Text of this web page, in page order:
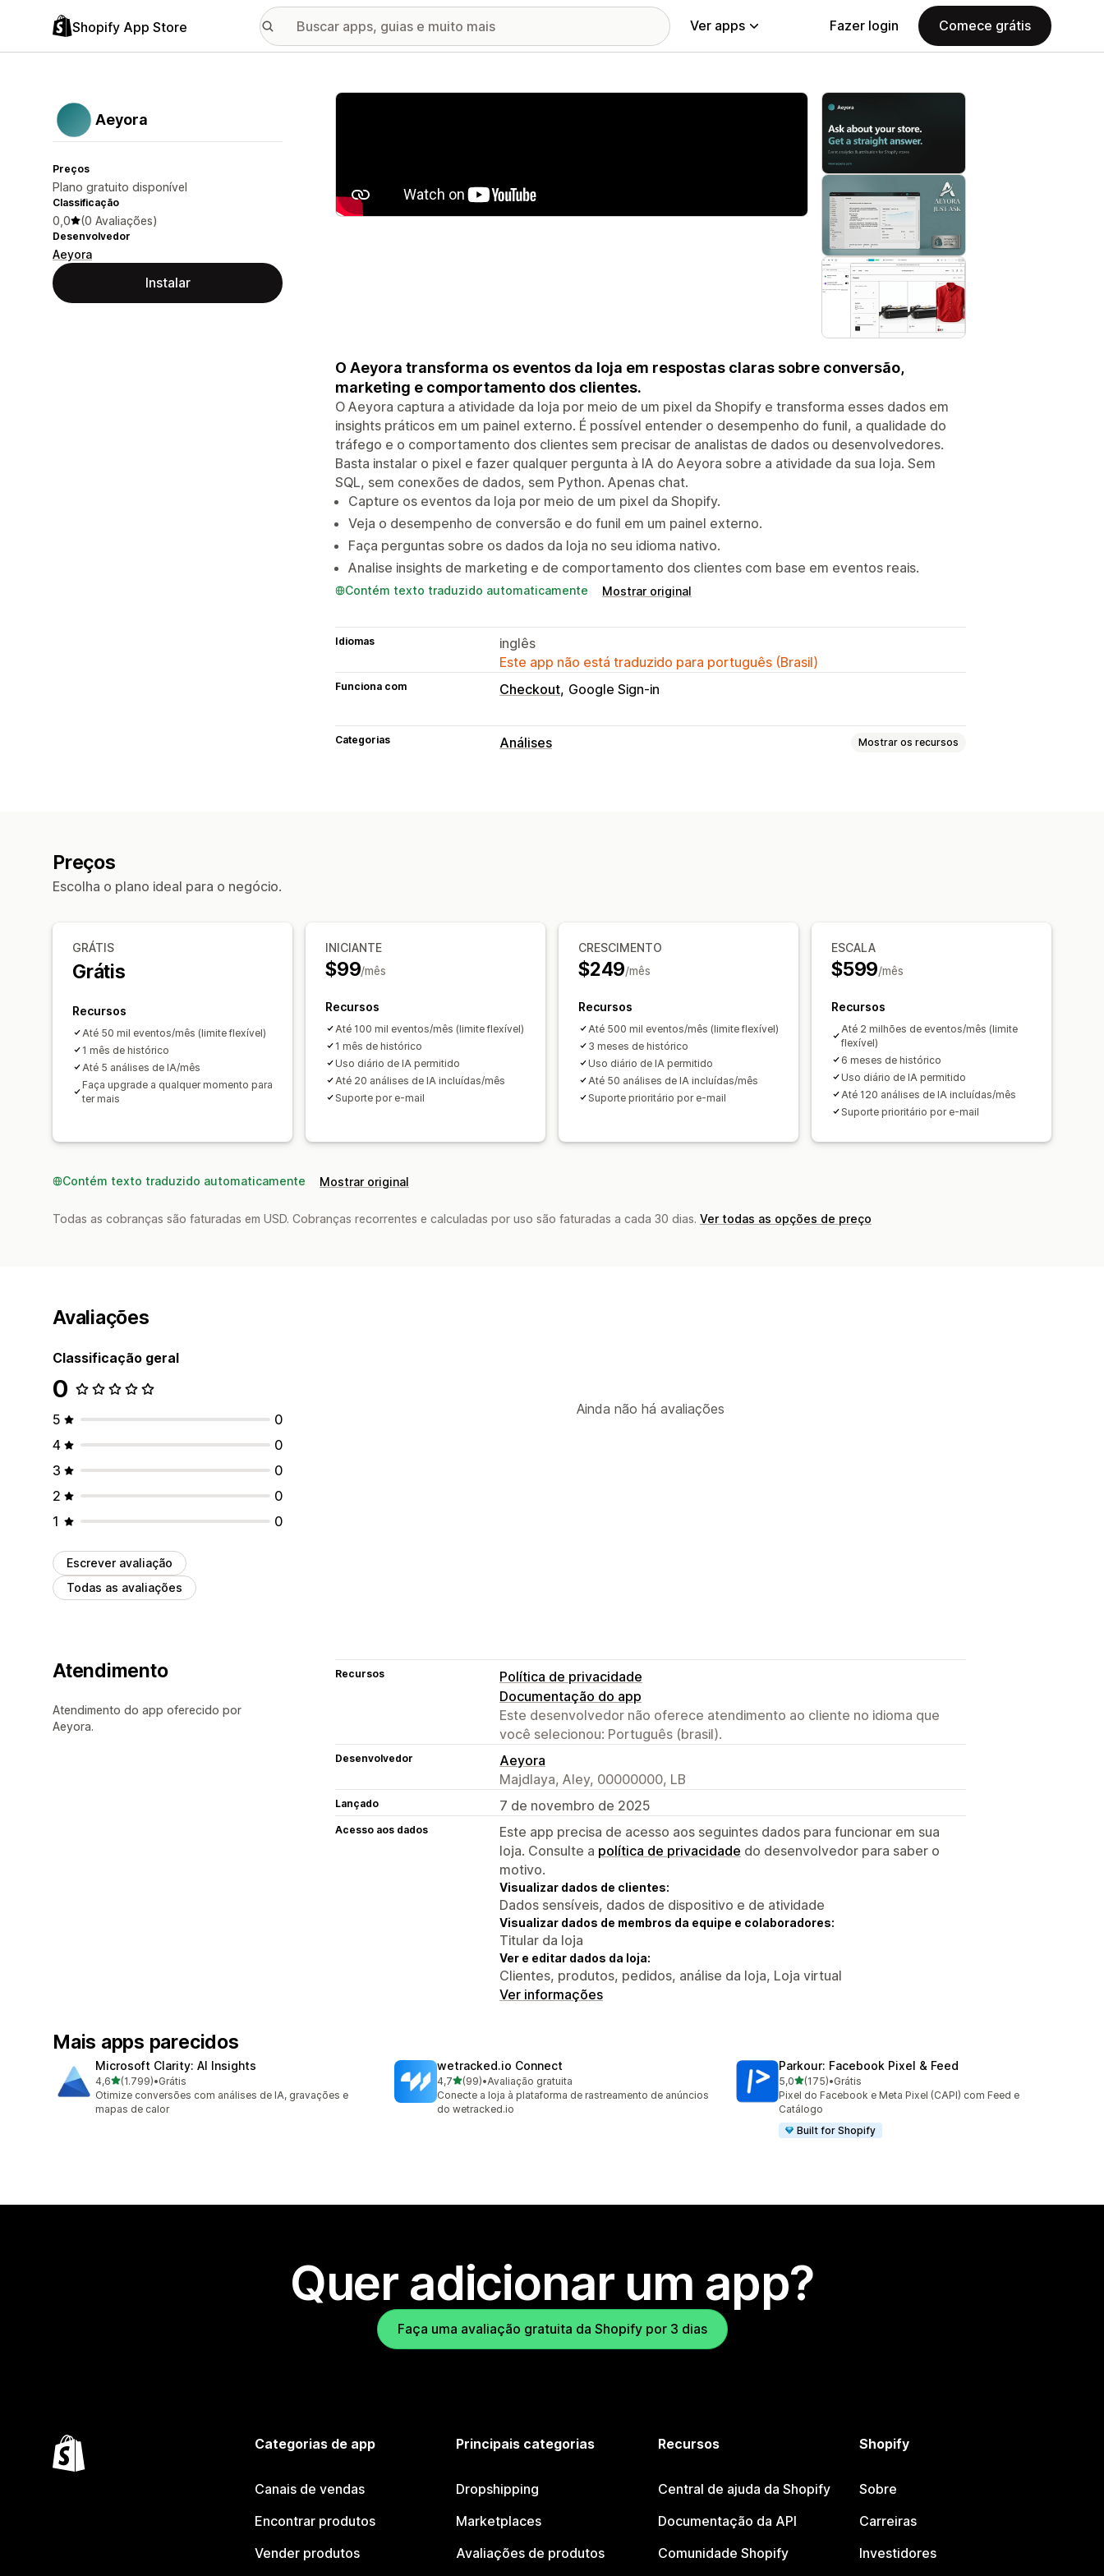
Shopify App Store Ver apps Fazer login Comece grátis
Aeyora
Preços
Plano gratuito disponível
Classificação
0,0 (0 Avaliações)
Desenvolvedor
Aeyora
Instalar
Galeria de imagens em destaque
O Aeyora transforma os eventos da loja em respostas claras sobre conversão,
marketing e comportamento dos clientes.
O Aeyora captura a atividade da loja por meio de um pixel da Shopify e transforma esses dados em
insights práticos em um painel externo. É possível entender o desempenho do funil, a qualidade do
tráfego e o comportamento dos clientes sem precisar de analistas de dados ou desenvolvedores.
Basta instalar o pixel e fazer qualquer pergunta à IA do Aeyora sobre a atividade da sua loja. Sem
SQL, sem conexões de dados, sem Python. Apenas chat.
Capture os eventos da loja por meio de um pixel da Shopify.
Veja o desempenho de conversão e do funil em um painel externo.
Faça perguntas sobre os dados da loja no seu idioma nativo.
Analise insights de marketing e de comportamento dos clientes com base em eventos reais.
Contém texto traduzido automaticamente Mostrar original
Idiomas
inglês
Este app não está traduzido para português (Brasil)
Funciona com Checkout Google Sign-in
Categorias Análises Mostrar os recursos
Acompanhamento de compra
Acompanhamento do Monitor de tráfego de Urchin (UTM, na sigla em
Painel de controle de análises
Painéis de controle personalizados
Relatórios personalizados Análise histórica
Agendamento de relatório
Conformidade com o GDPR
Preços
Escolha o plano ideal para o negócio.
GRÁTIS
Grátis
Recursos
Até 50 mil eventos/mês (limite flexível)
1 mês de histórico
Até 5 análises de IA/mês
Faça upgrade a qualquer momento para
ter mais
INICIANTE
$99/mês
Recursos
Até 100 mil eventos/mês (limite flexível)
1 mês de histórico
Uso diário de IA permitido
Até 20 análises de IA incluídas/mês
Suporte por e-mail
CRESCIMENTO
$249/mês
Recursos
Até 500 mil eventos/mês (limite flexível)
3 meses de histórico
Uso diário de IA permitido
Até 50 análises de IA incluídas/mês
Suporte prioritário por e-mail
ESCALA
$599/mês
Recursos
Até 2 milhões de eventos/mês (limite
flexível)
6 meses de histórico
Uso diário de IA permitido
Até 120 análises de IA incluídas/mês
Suporte prioritário por e-mail
Contém texto traduzido automaticamente Mostrar original
Todas as cobranças são faturadas em USD. Cobranças recorrentes e calculadas por uso são faturadas a cada 30 dias. Ver todas as opções de preço
Avaliações
Classificação geral
0
5
0
4
0
3
0
2
0
1
0
Escrever avaliação
Todas as avaliações
Ainda não há avaliações
Atendimento
Atendimento do app oferecido por
Aeyora.
Recursos
Política de privacidade
Documentação do app
Este desenvolvedor não oferece atendimento ao cliente no idioma que
você selecionou: Português (brasil).
Desenvolvedor
Aeyora
Majdlaya, Aley, 00000000, LB
Lançado 7 de novembro de 2025
Acesso aos dados
Este app precisa de acesso aos seguintes dados para funcionar em sua
loja. Consulte a política de privacidade do desenvolvedor para saber o
motivo.
Visualizar dados de clientes:
Dados sensíveis, dados de dispositivo e de atividade
Visualizar dados de membros da equipe e colaboradores:
Titular da loja
Ver e editar dados da loja:
Clientes, produtos, pedidos, análise da loja, Loja virtual
Ver informações
Mais apps parecidos
Microsoft Clarity: AI Insights
4,6de 5 estrelas
(1.799)
1799 avaliações ao todo
•Grátis
Otimize conversões com análises de IA, gravações e
mapas de calor
wetracked.io Connect
4,7de 5 estrelas
(99)
99 avaliações ao todo
•Avaliação gratuita
Conecte a loja à plataforma de rastreamento de anúncios
do wetracked.io
Parkour: Facebook Pixel & Feed
5,0de 5 estrelas
(175)
175 avaliações ao todo
•Grátis
Pixel do Facebook e Meta Pixel (CAPI) com Feed e
Catálogo
Built for Shopify
Quer adicionar um app?
Faça uma avaliação gratuita da Shopify por 3 dias
Categorias de app
Canais de vendas
Encontrar produtos
Vender produtos
Principais categorias
Dropshipping
Marketplaces
Avaliações de produtos
Recursos
Central de ajuda da Shopify
Documentação da API
Comunidade Shopify
Shopify
Sobre
Carreiras
Investidores